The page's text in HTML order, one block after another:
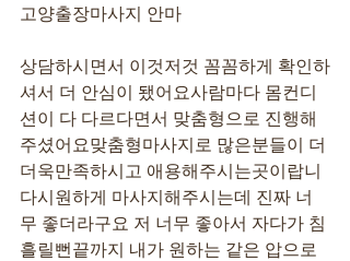
고양출장마사지 안마
상담하시면서 이것저것 꼼꼼하게 확인하
셔서 더 안심이 됐어요사람마다 몸컨디
션이 다 다르다면서 맞춤형으로 진행해
주셨어요맞춤형마사지로 많은분들이 더
더욱만족하시고 애용해주시는곳이랍니
다시원하게 마사지해주시는데 진짜 너
무 좋더라구요 저 너무 좋아서 자다가 침
흘릴뻔끝까지 내가 원하는 같은 압으로